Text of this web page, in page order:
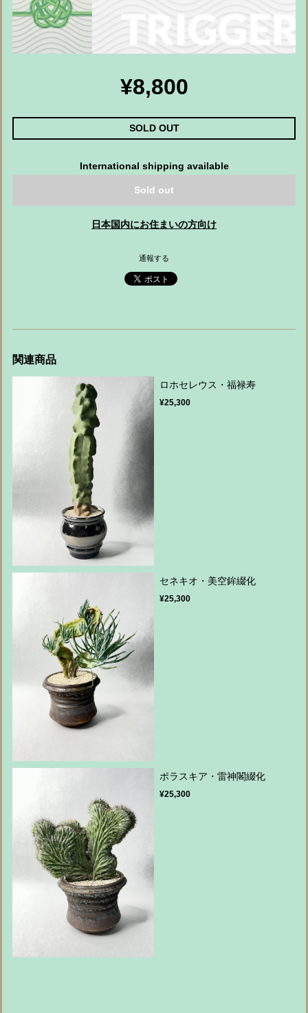
¥8,800
SOLD OUT
International shipping available
Sold out
日本国内にお住まいの方向け
通報する
関連商品
ロホセレウス・福禄寿
¥25,300
セネキオ・美空鉾綴化
¥25,300
ポラスキア・雷神閣綴化
¥25,300